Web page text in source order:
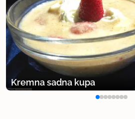
Kremna sadna kupa